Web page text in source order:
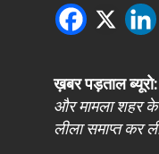
ख़बर पड़ताल
और मामला शहर के
लीला समाप्त कर